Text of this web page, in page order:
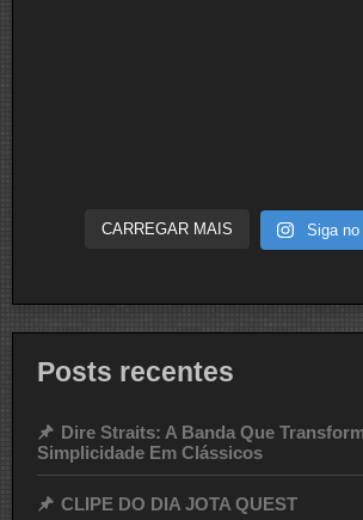
CARREGAR MAIS Siga no
Posts recentes
Dire Straits: A Banda Que
Simplicidade Em Clássicos
CLIPE DO DIA JOTA QUEST